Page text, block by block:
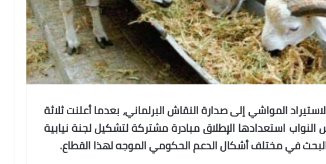
المواشي إلى صدارة النقاش البرلماني، بعدما أعلنت ثلاثة
استعدادها الإطلاق مبادرة مشتركة لتشكيل لجنة نيابية
في مختلف أشكال الدعم الحكومي الموجه لهذا القطاع.